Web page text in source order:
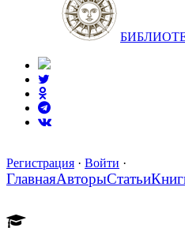
Регистрация · Войти ·
ГлавнаяАвторыСтатьи